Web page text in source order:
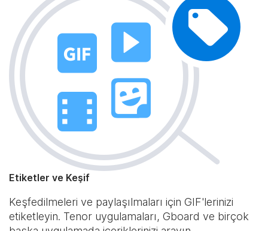
Etiketler ve Keşif
Keşfedilmeleri ve paylaşılmaları için GIF'lerinizi
etiketleyin. Tenor uygulamaları, Gboard ve birçok